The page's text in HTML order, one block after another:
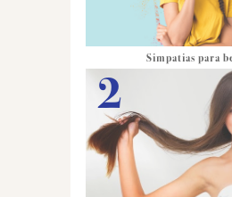
Simpatias para